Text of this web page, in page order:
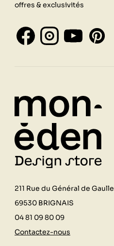
offres & exclusivités
211 Rue du Général de Gaulle
69530 BRIGNAIS
04 81 09 80 09
Contactez-nous